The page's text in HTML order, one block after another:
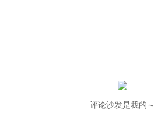
评论沙发是我的～